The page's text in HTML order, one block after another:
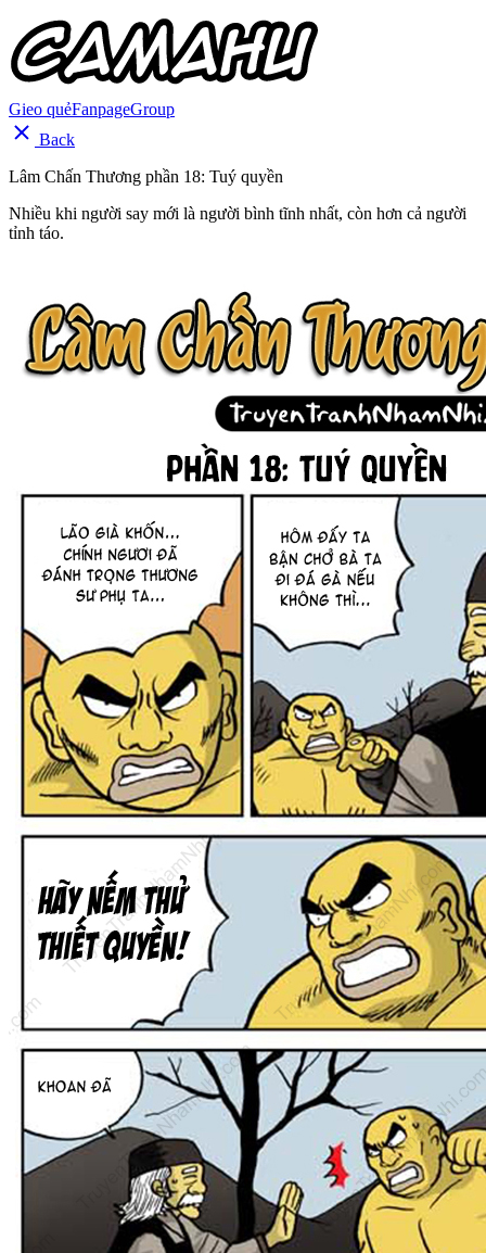
Gieo quẻFanpageGroup
Back
Lâm Chấn Thương phần 18: Tuý quyền
Nhiều khi người say mới là người bình tĩnh nhất, còn hơn cả người
tỉnh táo.